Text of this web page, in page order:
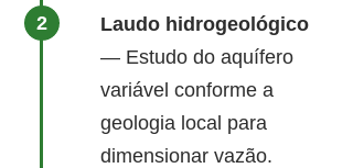
Laudo hidrogeológico
— Estudo do aquífero
variável conforme a
geologia local para
dimensionar vazão.